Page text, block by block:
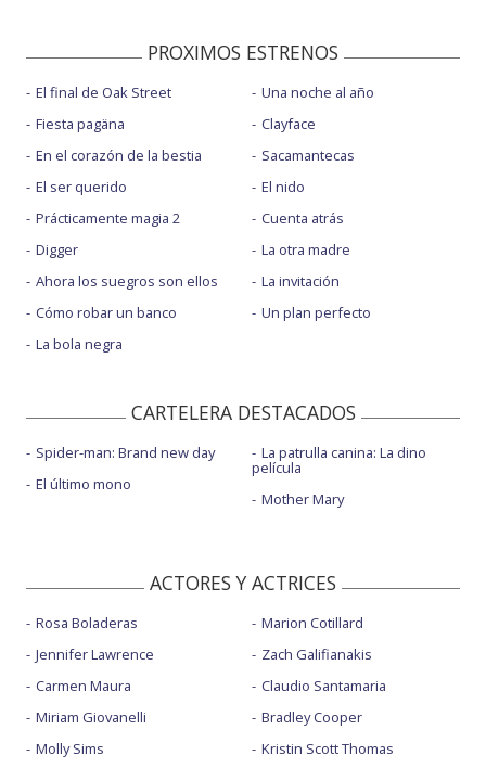
PROXIMOS ESTRENOS
El final de Oak Street
Fiesta pagäna
En el corazón de la bestia
El ser querido
Prácticamente magia 2
Digger
Ahora los suegros son ellos
Cómo robar un banco
La bola negra
Una noche al año
Clayface
Sacamantecas
El nido
Cuenta atrás
La otra madre
La invitación
Un plan perfecto
CARTELERA DESTACADOS
Spider-man: Brand new day
El último mono
La patrulla canina: La dino
película
Mother Mary
ACTORES Y ACTRICES
Rosa Boladeras
Jennifer Lawrence
Carmen Maura
Miriam Giovanelli
Molly Sims
Marion Cotillard
Zach Galifianakis
Claudio Santamaria
Bradley Cooper
Kristin Scott Thomas